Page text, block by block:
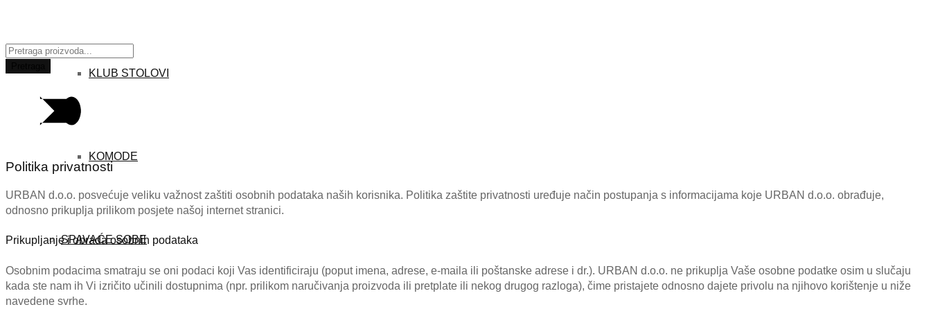
KLUB STOLOVI
KOMODE
SPAVAĆE SOBE
Traži:
Politika privatnosti
URBAN d.o.o. posvećuje veliku važnost zaštiti osobnih podataka naših korisnika. Politika zaštite privatnosti uređuje način postupanja s informacijama koje URBAN d.o.o. obrađuje,
odnosno prikuplja prilikom posjete našoj internet stranici.
Prikupljanje i obrada osobnih podataka
Osobnim podacima smatraju se oni podaci koji Vas identificiraju (poput imena, adrese, e-maila ili poštanske adrese i dr.). URBAN d.o.o. ne prikuplja Vaše osobne podatke osim u slučaju
kada ste nam ih Vi izričito učinili dostupnima (npr. prilikom naručivanja proizvoda ili pretplate ili nekog drugog razloga), čime pristajete odnosno dajete privolu na njihovo korištenje u niže
navedene svrhe.